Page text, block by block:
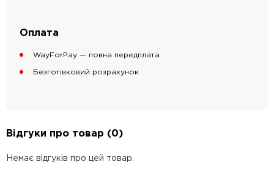
Оплата
WayForPay — повна передплата
Безготівковий розрахунок
Відгуки про товар (0)
Немає відгуків про цей товар.